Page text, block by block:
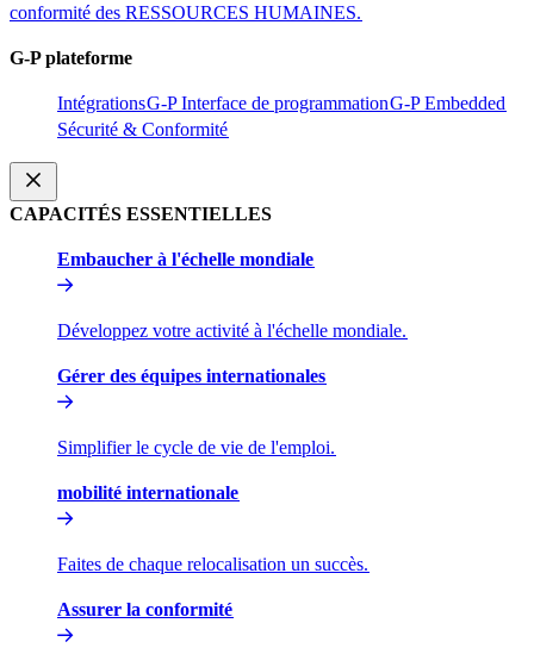
conformité des RESSOURCES HUMAINES.​​
G-P plateforme​​
Intégrations​​G-P Interface de programmation​​G-P Embedded​​
Sécurité & Conformité​​
CAPACITÉS ESSENTIELLES​​
Embaucher à l'échelle mondiale​​
Développez votre activité à l'échelle mondiale.​​
Gérer des équipes internationales​​
Simplifier le cycle de vie de l'emploi.​​
mobilité internationale​​
Faites de chaque relocalisation un succès.​​
Assurer la conformité​​